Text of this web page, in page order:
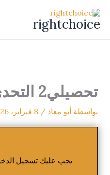
إلى
المحتوى
rightchoice
تحصيلي2 التحدي الثالث (2-2)
بواسطة أبو معاذ / 8 فبراير، 2026
يجب عليك تسجيل